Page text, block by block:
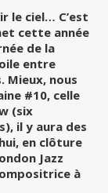
le ciel… C’est
cette année
de la
entre
Mieux, nous
#10, celle
(six
il y aura des
en clôture
Jazz
à